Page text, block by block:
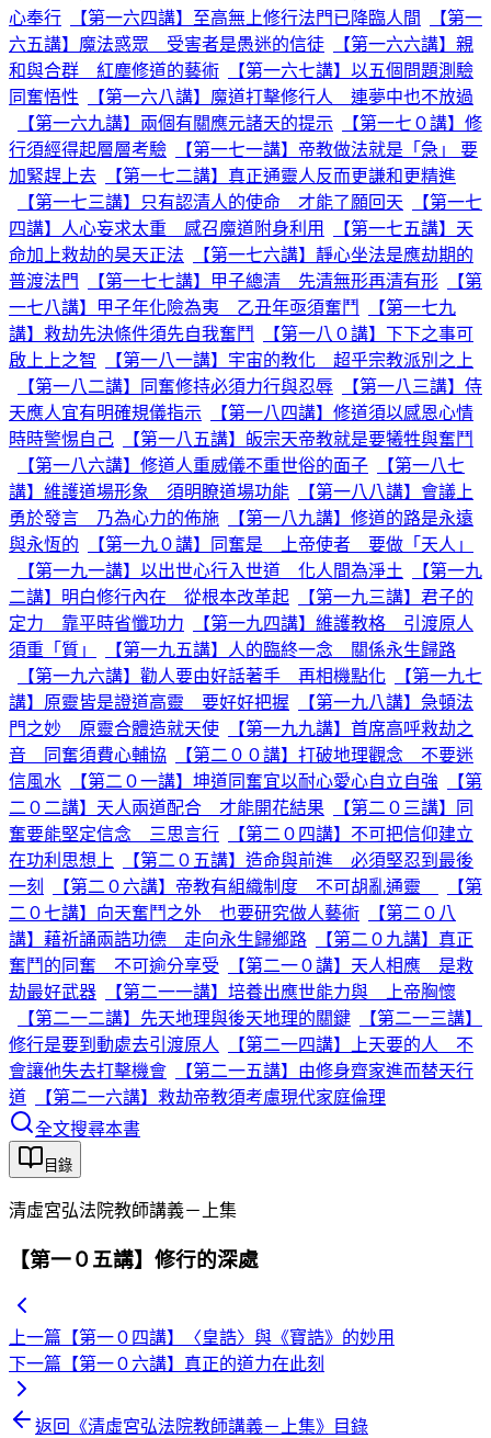
心奉行
【第一六四講】至高無上修行法門已降臨人間
【第一
六五講】魔法惑眾 受害者是愚迷的信徒
【第一六六講】親
和與合群 紅塵修道的藝術
【第一六七講】以五個問題測驗
同奮悟性
【第一六八講】魔道打擊修行人 連夢中也不放過
【第一六九講】兩個有關應元諸天的提示
【第一七０講】修
行須經得起層層考驗
【第一七一講】帝教做法就是「急」 要
加緊趕上去
【第一七二講】真正通靈人反而更謙和更精進
【第一七三講】只有認清人的使命 才能了願回天
【第一七
四講】人心妄求太重 感召魔道附身利用
【第一七五講】天
命加上救劫的昊天正法
【第一七六講】靜心坐法是應劫期的
普渡法門
【第一七七講】甲子總清 先清無形再清有形
【第
一七八講】甲子年化險為夷 乙丑年亟須奮鬥
【第一七九
講】救劫先決條件須先自我奮鬥
【第一八０講】下下之事可
啟上上之智
【第一八一講】宇宙的教化 超乎宗教派別之上
【第一八二講】同奮修持必須力行與忍辱
【第一八三講】侍
天應人宜有明確規儀指示
【第一八四講】修道須以感恩心情
時時警惕自己
【第一八五講】皈宗天帝教就是要犧牲與奮鬥
【第一八六講】修道人重威儀不重世俗的面子
【第一八七
講】維護道場形象 須明瞭道場功能
【第一八八講】會議上
勇於發言 乃為心力的佈施
【第一八九講】修道的路是永遠
與永恆的
【第一九０講】同奮是 上帝使者 要做「天人」
【第一九一講】以出世心行入世道 化人間為淨土
【第一九
二講】明白修行內在 從根本改革起
【第一九三講】君子的
定力 靠平時省懺功力
【第一九四講】維護教格 引渡原人
須重「質」
【第一九五講】人的臨終一念 關係永生歸路
【第一九六講】勸人要由好話著手 再相機點化
【第一九七
講】原靈皆是證道高靈 要好好把握
【第一九八講】急頓法
門之妙 原靈合體造就天使
【第一九九講】首席高呼救劫之
音 同奮須費心輔協
【第二００講】打破地理觀念 不要迷
信風水
【第二０一講】坤道同奮宜以耐心愛心自立自強
【第
二０二講】天人兩道配合 才能開花結果
【第二０三講】同
奮要能堅定信念 三思言行
【第二０四講】不可把信仰建立
在功利思想上
【第二０五講】造命與前進 必須堅忍到最後
一刻
【第二０六講】帝教有組織制度 不可胡亂通靈
【第
二０七講】向天奮鬥之外 也要研究做人藝術
【第二０八
講】藉祈誦兩誥功德 走向永生歸鄉路
【第二０九講】真正
奮鬥的同奮 不可逾分享受
【第二一０講】天人相應 是救
劫最好武器
【第二一一講】培養出應世能力與 上帝胸懷
【第二一二講】先天地理與後天地理的關鍵
【第二一三講】
修行是要到動處去引渡原人
【第二一四講】上天要的人 不
會讓他失去打擊機會
【第二一五講】由修身齊家進而替天行
道
【第二一六講】救劫帝教須考慮現代家庭倫理
全文搜尋本書
目錄
清虛宮弘法院教師講義－上集
【第一０五講】修行的深處
上一篇 【第一０四講】〈皇誥〉與《寶誥》的妙用
下一篇 【第一０六講】真正的道力在此刻
返回《清虛宮弘法院教師講義－上集》目錄